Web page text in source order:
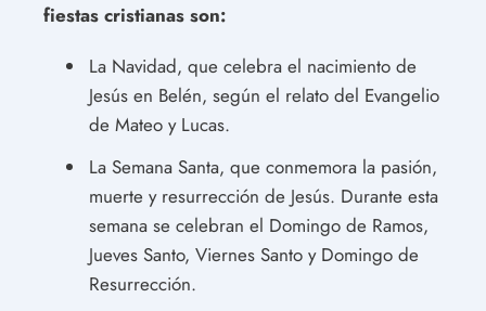
fiestas cristianas son:
La Navidad, que celebra el nacimiento de
Jesús en Belén, según el relato del Evangelio
de Mateo y Lucas.
La Semana Santa, que conmemora la pasión,
muerte y resurrección de Jesús. Durante esta
semana se celebran el Domingo de Ramos,
Jueves Santo, Viernes Santo y Domingo de
Resurrección.